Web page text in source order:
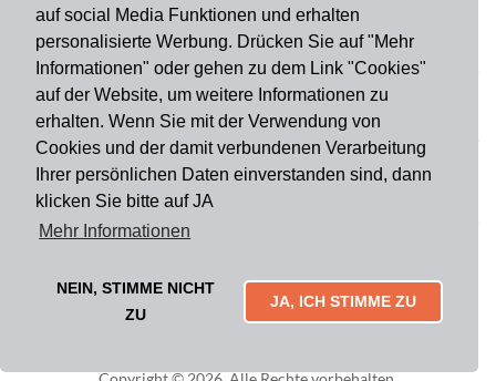
auf social Media Funktionen und erhalten
personalisierte Werbung. Drücken Sie auf "Mehr
Informationen" oder gehen zu dem Link "Cookies"
auf der Website, um weitere Informationen zu
erhalten. Wenn Sie mit der Verwendung von
Cookies und der damit verbundenen Verarbeitung
Ihrer persönlichen Daten einverstanden sind, dann
klicken Sie bitte auf JA
Mehr Informationen
NEIN, STIMME NICHT
ZU
JA, ICH STIMME ZU
Versandart
Du findest uns auch auf
Informationen
Impressum Widerruf
Mytailor croodles